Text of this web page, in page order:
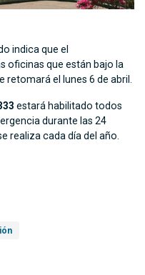
indica que el
oficinas que están bajo la
el lunes 6 de abril.
estará habilitado todos
durante las 24
realiza cada día del año.